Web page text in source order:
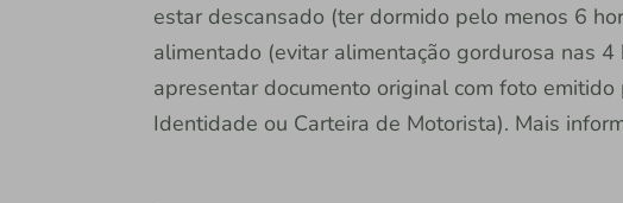
estar descansado (ter dormido pelo menos 6
alimentado (evitar alimentação gordurosa nas
apresentar documento original com foto
Identidade ou Carteira de Motorista). Mais